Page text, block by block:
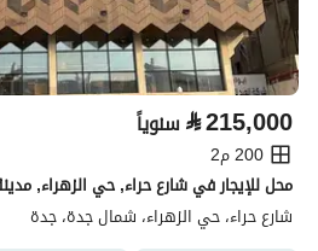
⃁215,000 سنوياً
200 م2
محل للإيجار في شارع حراء, حي الزهراء,
شارع حراء، حي الزهراء، شمال جدة، جدة